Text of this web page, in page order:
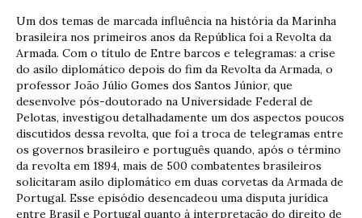
Um dos temas de marcada influência na história da Marinha
brasileira nos primeiros anos da República foi a Revolta da
Armada. Com o título de Entre barcos e telegramas: a crise
do asilo diplomático depois do fim da Revolta da Armada, o
professor João Júlio Gomes dos Santos Júnior, que
desenvolve pós-doutorado na Universidade Federal de
Pelotas, investigou detalhadamente um dos aspectos poucos
discutidos dessa revolta, que foi a troca de telegramas entre
os governos brasileiro e português quando, após o término
da revolta em 1894, mais de 500 combatentes brasileiros
solicitaram asilo diplomático em duas corvetas da Armada de
Portugal. Esse episódio desencadeou uma disputa jurídica
entre Brasil e Portugal quanto à interpretação do direito de